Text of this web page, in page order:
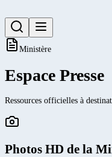
Ministère
Espace Presse
Ressources officielles à
Photos HD de la